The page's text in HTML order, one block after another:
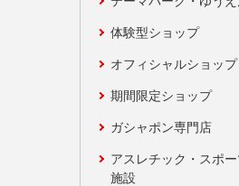
体験型ショップ
オフィシャルショップ
期間限定ショップ
ガシャポン専門店
アスレチック・スポ
施設